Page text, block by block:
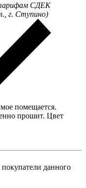
СДЕК
г. Ступино)
помещается.
прошит. Цвет
данного